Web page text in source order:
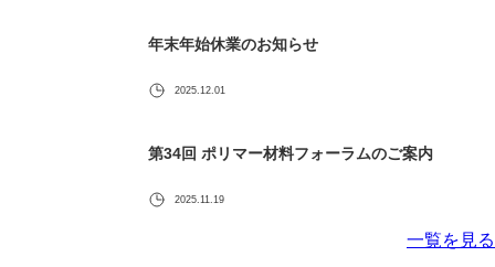
年末年始休業のお知らせ
2025.12.01
第34回 ポリマー材料フォーラムのご案内
2025.11.19
一覧を見る